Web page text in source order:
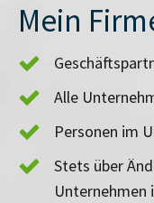
Mein
Alle
Personen im
Stets über